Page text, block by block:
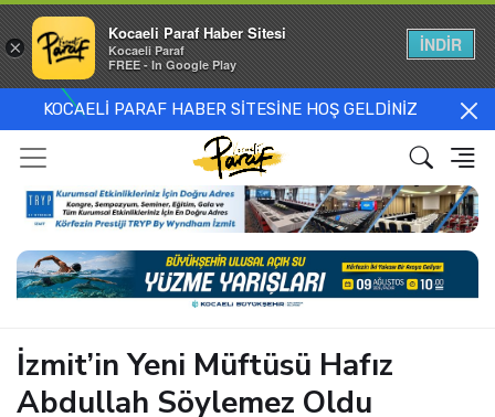
KOCAELİ PARAF HABER SİTESİNE HOŞ GELDİNİZ
İzmit’in Yeni Müftüsü Hafız
Abdullah Söylemez Oldu
×
Kocaeli Paraf Haber Sitesi
Kocaeli Paraf
FREE - In Google Play
İNDİR